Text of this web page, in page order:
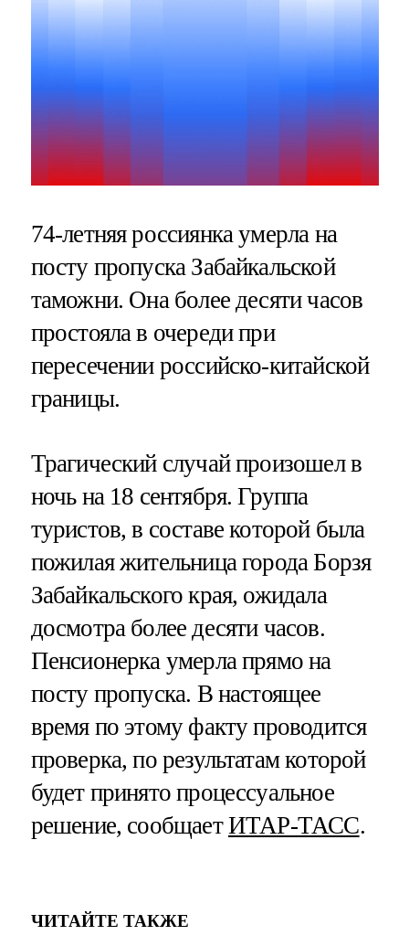
74-летняя россиянка умерла на
посту пропуска Забайкальской
таможни. Она более десяти часов
простояла в очереди при
пересечении российско-китайской
границы.
Трагический случай произошел в
ночь на 18 сентября. Группа
туристов, в составе которой была
пожилая жительница города Борзя
Забайкальского края, ожидала
досмотра более десяти часов.
Пенсионерка умерла прямо на
посту пропуска. В настоящее
время по этому факту проводится
проверка, по результатам которой
будет принято процессуальное
решение, сообщаетИТАР-ТАСС.
ЧИТАЙТЕ ТАКЖЕ